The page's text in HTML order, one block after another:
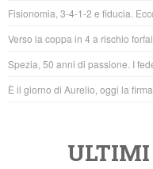
o
k
p
Fisionomia, 3-4-1-2 e fiducia.
Verso la coppa in 4 a rischio
Spezia, 50 anni di passione. I
È il giorno di Aurelio, oggi la